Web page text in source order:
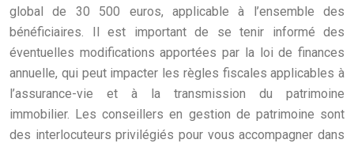
global de 30 500 euros, applicable à l’ensemble des
bénéficiaires. Il est important de se tenir informé des
éventuelles modifications apportées par la loi de finances
annuelle, qui peut impacter les règles fiscales applicables à
l’assurance-vie et à la transmission du patrimoine
immobilier. Les conseillers en gestion de patrimoine sont
des interlocuteurs privilégiés pour vous accompagner dans